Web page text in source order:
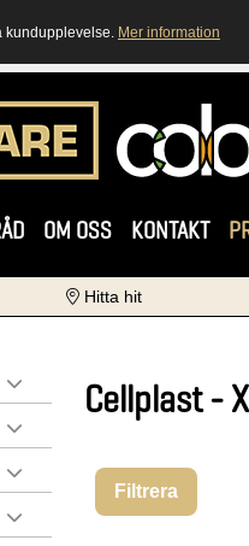
kundupplevelse. Mer information
OM OSS KONTAKT
Hitta hit
Cellplast -
Filtrera